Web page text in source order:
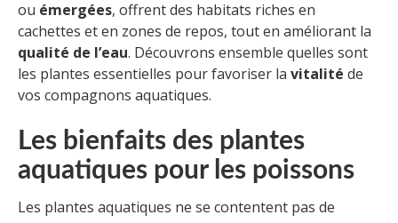
ou émergées, offrent des habitats riches en
cachettes et en zones de repos, tout en améliorant la
qualité de l’eau. Découvrons ensemble quelles sont
les plantes essentielles pour favoriser la vitalité de
vos compagnons aquatiques.
Les bienfaits des plantes
aquatiques pour les poissons
Les plantes aquatiques ne se contentent pas de